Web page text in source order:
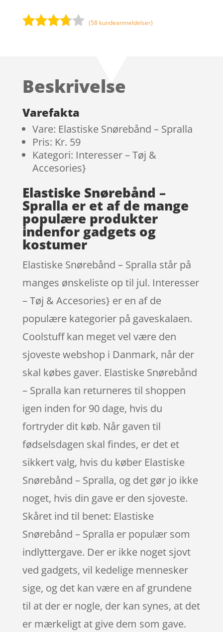
baseret
kundebe
ser
(58 kundeanmeldelser)
Beskrivelse
Varefakta
Vare: Elastiske Snørebånd – Spralla
Pris: Kr. 59
Kategori: Interesser – Tøj &
Accesories}
Elastiske Snørebånd –
Spralla er et af de mange
populære produkter
indenfor gadgets og
kostumer
Elastiske Snørebånd – Spralla står på
manges ønskeliste op til jul. Interesser
– Tøj & Accesories} er en af de
populære kategorier på gaveskalaen.
Coolstuff kan meget vel være den
sjoveste webshop i Danmark, når der
skal købes gaver. Elastiske Snørebånd
– Spralla kan returneres til shoppen
igen inden for 90 dage, hvis du
fortryder dit køb. Når gaven til
fødselsdagen skal findes, er det et
sikkert valg, hvis du køber Elastiske
Snørebånd – Spralla, og det gør jo ikke
noget, hvis din gave er den sjoveste.
Skåret ind til benet: Elastiske
Snørebånd – Spralla er populær som
indlyttergave. Der er ikke noget sjovt
ved gadgets, vil kedelige mennesker
sige, og det kan være en af grundene
til at der er nogle, der kan synes, at det
er mærkeligt at give dem som gave.